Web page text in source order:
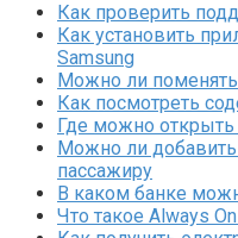
Как проверить
Как установить
Samsung
Можно ли
Как посмотреть
Где можно открыть
Можно ли
пассажиру
В каком банке
Что такое Always